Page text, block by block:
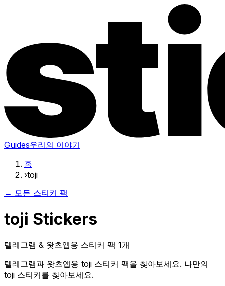
Guides우리의 이야기
홈
›toji
← 모든 스티커 팩
toji Stickers
텔레그램 & 왓츠앱용 스티커 팩 1개
텔레그램과 왓츠앱용 toji 스티커 팩을 찾아보세요. 나만의
toji 스티커를 찾아보세요.